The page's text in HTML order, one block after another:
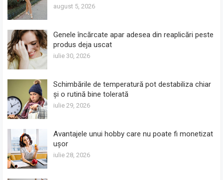
august 5, 2026
Genele încărcate apar adesea din reaplicări peste
produs deja uscat
iulie 30, 2026
Schimbările de temperatură pot destabiliza chiar
și o rutină bine tolerată
iulie 29, 2026
Avantajele unui hobby care nu poate fi monetizat
ușor
iulie 28, 2026